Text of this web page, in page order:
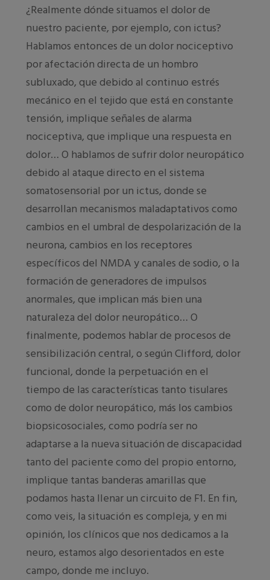
¿Realmente dónde situamos el dolor de
nuestro paciente, por ejemplo, con ictus?
Hablamos entonces de un dolor nociceptivo
por afectación directa de un hombro
subluxado, que debido al continuo estrés
mecánico en el tejido que está en constante
tensión, implique señales de alarma
nociceptiva, que implique una respuesta en
dolor… O hablamos de sufrir dolor neuropático
debido al ataque directo en el sistema
somatosensorial por un ictus, donde se
desarrollan mecanismos maladaptativos como
cambios en el umbral de despolarización de la
neurona, cambios en los receptores
específicos del NMDA y canales de sodio, o la
formación de generadores de impulsos
anormales, que implican más bien una
naturaleza del dolor neuropático… O
finalmente, podemos hablar de procesos de
sensibilización central, o según Clifford, dolor
funcional, donde la perpetuación en el
tiempo de las características tanto tisulares
como de dolor neuropático, más los cambios
biopsicosociales, como podría ser no
adaptarse a la nueva situación de discapacidad
tanto del paciente como del propio entorno,
implique tantas banderas amarillas que
podamos hasta llenar un circuito de F1. En fin,
como veis, la situación es compleja, y en mi
opinión, los clínicos que nos dedicamos a la
neuro, estamos algo desorientados en este
campo, donde me incluyo.